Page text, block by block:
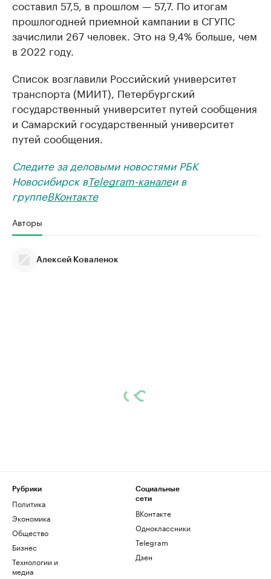
составил 57,5, в прошлом — 57,7. По итогам
прошлогодней приемной кампании в СГУПС
зачислили 267 человек. Это на 9,4% больше, чем
в 2022 году.
Список возглавили Российский университет
транспорта (МИИТ), Петербургский
государственный университет путей сообщения
и Самарский государственный университет
путей сообщения.
Следите за деловыми новостями РБК
Новосибирск вTelegram-каналеи в
группеВКонтакте
Авторы
Алексей Коваленок
Рубрики
Политика
Экономика
Общество
Бизнес
Технологии и
медиа
Социальные
сети
ВКонтакте
Одноклассники
Telegram
Дзен